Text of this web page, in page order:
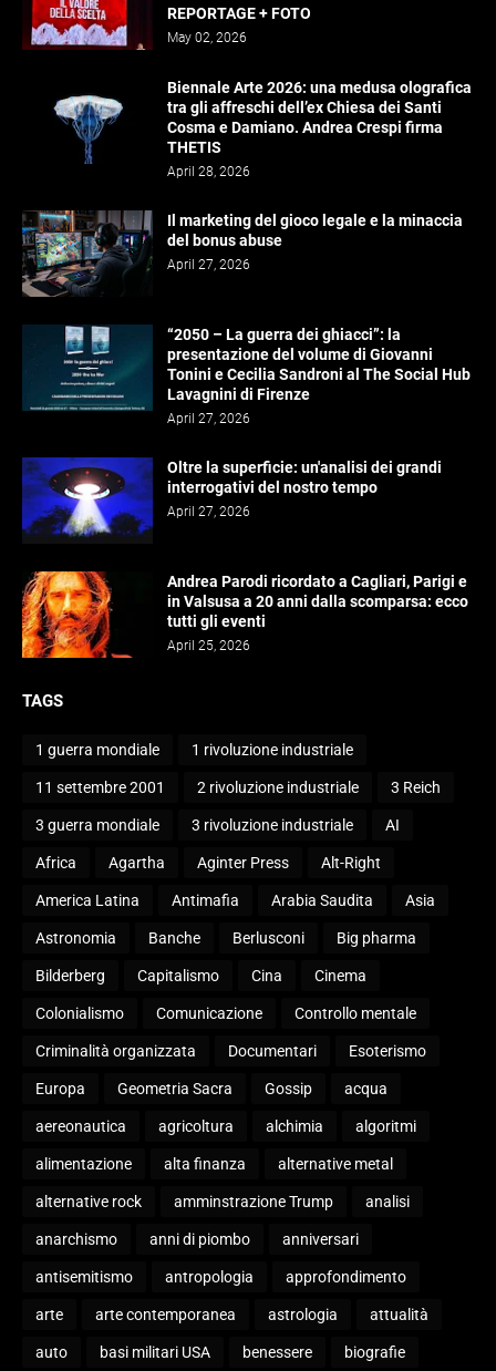
REPORTAGE + FOTO
May 02, 2026
Biennale Arte 2026: una medusa olografica
tra gli affreschi dell’ex Chiesa dei Santi
Cosma e Damiano. Andrea Crespi firma
THETIS
April 28, 2026
Il marketing del gioco legale e la minaccia
del bonus abuse
April 27, 2026
“2050 – La guerra dei ghiacci”: la
presentazione del volume di Giovanni
Tonini e Cecilia Sandroni al The Social Hub
Lavagnini di Firenze
April 27, 2026
Oltre la superficie: un'analisi dei grandi
interrogativi del nostro tempo
April 27, 2026
Andrea Parodi ricordato a Cagliari, Parigi e
in Valsusa a 20 anni dalla scomparsa: ecco
tutti gli eventi
April 25, 2026
TAGS
1 guerra mondiale 1 rivoluzione industriale
11 settembre 2001 2 rivoluzione industriale 3 Reich
3 guerra mondiale 3 rivoluzione industriale AI
Africa Agartha Aginter Press Alt-Right
America Latina Antimafia Arabia Saudita Asia
Astronomia Banche Berlusconi Big pharma
Bilderberg Capitalismo Cina Cinema
Colonialismo Comunicazione Controllo mentale
Criminalità organizzata Documentari Esoterismo
Europa Geometria Sacra Gossip acqua
aereonautica agricoltura alchimia algoritmi
alimentazione alta finanza alternative metal
alternative rock amminstrazione Trump analisi
anarchismo anni di piombo anniversari
antisemitismo antropologia approfondimento
arte arte contemporanea astrologia attualità
auto basi militari USA benessere biografie